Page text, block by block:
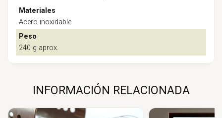
Materiales
Acero inoxidable
Peso
240 g aprox.
INFORMACIÓN RELACIONADA